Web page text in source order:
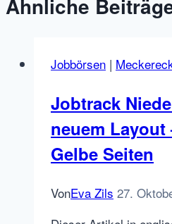
Jobbörsen |
Jobtrack
neuem
Gelbe Seiten
VonEva Zils 27.